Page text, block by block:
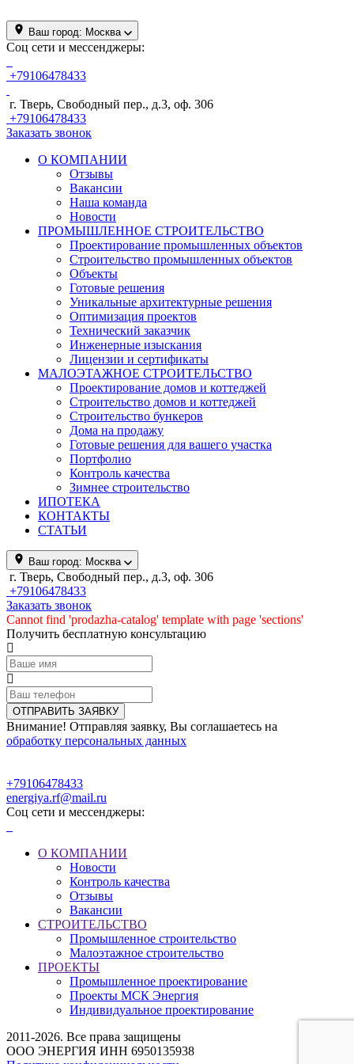
Ваш город: Москва
Соц сети и мессенджеры:
+79106478433
г. Тверь, Свободный пер., д.3, оф. 306
+79106478433
Заказать звонок
О КОМПАНИИ
Отзывы
Вакансии
Наша команда
Новости
ПРОМЫШЛЕННОЕ СТРОИТЕЛЬСТВО
Проектирование промышленных объектов
Строительство промышленных объектов
Объекты
Готовые решения
Уникальные архитектурные решения
Оптимизация проектов
Технический заказчик
Инженерные изыскания
Лицензии и сертификаты
МАЛОЭТАЖНОЕ СТРОИТЕЛЬСТВО
Проектирование домов и коттеджей
Строительство домов и коттеджей
Строительство бункеров
Дома на продажу
Готовые решения для вашего участка
Портфолио
Контроль качества
Зимнее строительство
ИПОТЕКА
КОНТАКТЫ
СТАТЬИ
Ваш город: Москва
г. Тверь, Свободный пер., д.3, оф. 306
+79106478433
Заказать звонок
Cannot find 'prodazha-catalog' template with page 'sections'
Получить бесплатную консультацию
Внимание! Отправляя заявку, Вы соглашаетесь на
обработку персональных данных
+79106478433
energiya.rf@mail.ru
Соц сети и мессенджеры:
О КОМПАНИИ
Новости
Контроль качества
Отзывы
Вакансии
СТРОИТЕЛЬСТВО
Промышленное строительство
Малоэтажное строительство
ПРОЕКТЫ
Промышленное проектирование
Проекты МСК Энергия
Индивидуальное проектирование
2011-2026. Все права защищены
ООО ЭНЕРГИЯ ИНН 6950135938